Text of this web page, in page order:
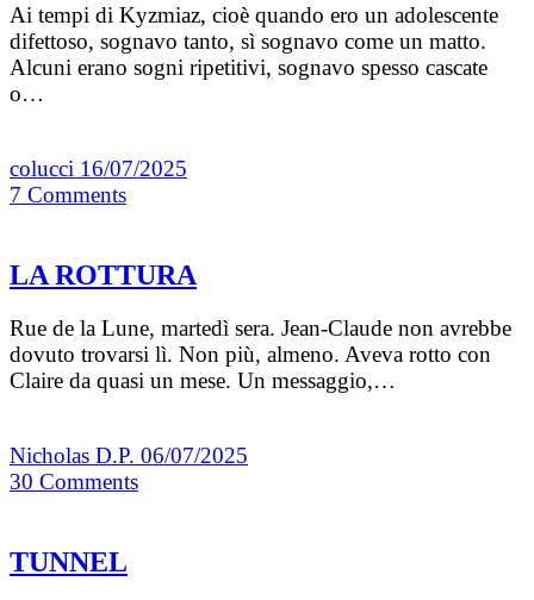
Ai tempi di Kyzmiaz, cioè quando ero un adolescente
difettoso, sognavo tanto, sì sognavo come un matto.
Alcuni erano sogni ripetitivi, sognavo spesso cascate
o…
colucci 16/07/2025
7 Comments
LA ROTTURA
Rue de la Lune, martedì sera. Jean-Claude non avrebbe
dovuto trovarsi lì. Non più, almeno. Aveva rotto con
Claire da quasi un mese. Un messaggio,…
Nicholas D.P. 06/07/2025
30 Comments
TUNNEL